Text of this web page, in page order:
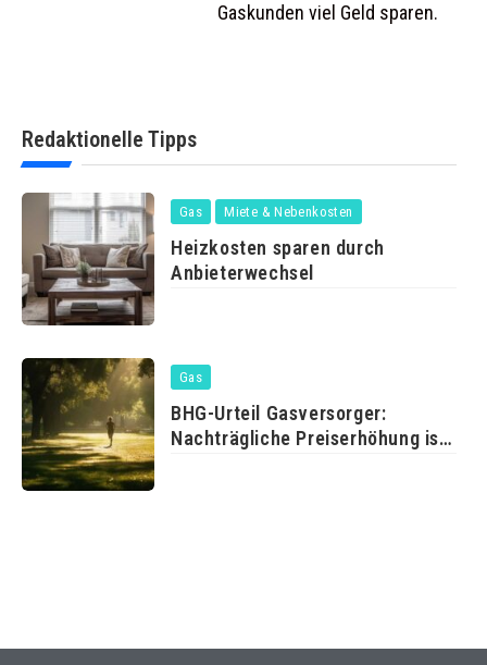
Gaskunden viel Geld sparen.
Redaktionelle Tipps
Gas Miete & Nebenkosten
Heizkosten sparen durch
Anbieterwechsel
Gas
BHG-Urteil Gasversorger:
Nachträgliche Preiserhöhung ist